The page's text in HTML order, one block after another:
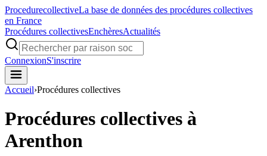
ProcedurecollectiveLa base de données des procédures collectives
en France
Procédures collectivesEnchèresActualités
ConnexionS'inscrire
Accueil›Procédures collectives
Procédures collectives à
Arenthon